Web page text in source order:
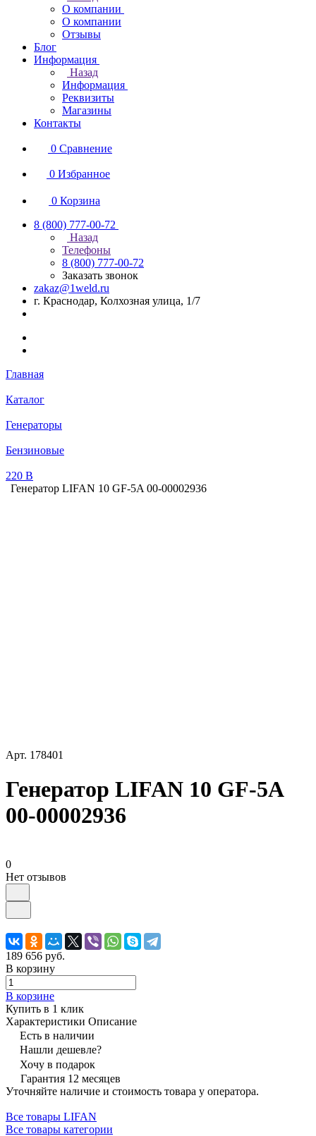
О компании
О компании
Отзывы
Блог
Информация
Назад
Информация
Реквизиты
Магазины
Контакты
0 Сравнение
0 Избранное
0 Корзина
8 (800) 777-00-72
Назад
Телефоны
8 (800) 777-00-72
Заказать звонок
zakaz@1weld.ru
г. Краснодар, Колхозная улица, 1/7
Главная
Каталог
Генераторы
Бензиновые
220 В
Генератор LIFAN 10 GF-5A 00-00002936
Арт. 178401
Генератор LIFAN 10 GF-5A
00-00002936
0
Нет отзывов
189 656 руб.
В корзину
В корзине
Купить в 1 клик
Характеристики Описание
Есть в наличии
Нашли дешевле?
Хочу в подарок
Гарантия 12 месяцев
Уточняйте наличие и стоимость товара у оператора.
Все товары LIFAN
Все товары категории